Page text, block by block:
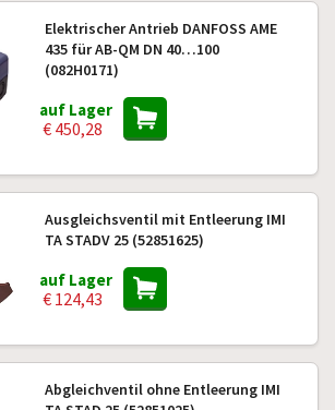
Elektrischer Antrieb DANFOSS AME
435 für AB-QM DN 40…100
(082H0171)
auf Lager
€ 450,28
Ausgleichsventil mit Entleerung IMI
TA STADV 25 (52851625)
auf Lager
€ 124,43
Abgleichventil ohne Entleerung IMI